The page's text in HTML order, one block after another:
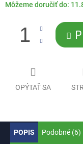
Môžeme doručiť do:
OPÝTAŤ SA
POPIS Podobné (6)